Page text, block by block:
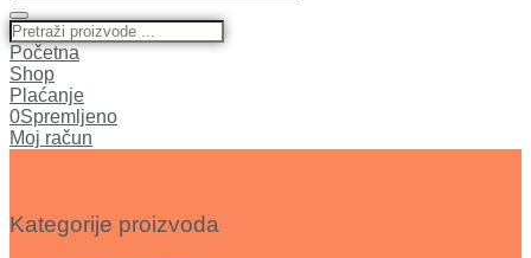
Početna
Shop
Plaćanje
0Spremljeno
Moj račun
Kategorije proizvoda